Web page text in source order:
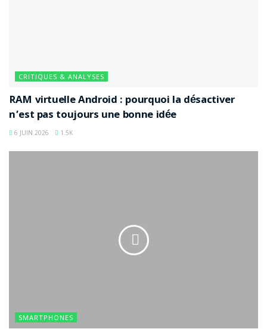
CRITIQUES & ANALYSES
RAM virtuelle Android : pourquoi la désactiver
n’est pas toujours une bonne idée
6 JUIN 2026 1.5K
SMARTPHONES